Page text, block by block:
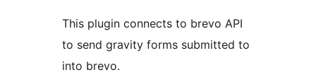
This plugin connects to brevo API
to send gravity forms submitted to
into brevo.